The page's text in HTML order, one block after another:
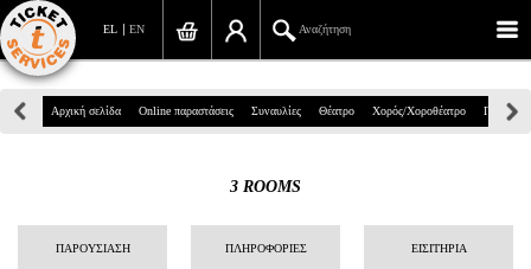
EN
EL Αναζήτηση
Πανεπιστημίου 39, Αθήνα
info@ticketservices.gr
Αναζήτηση
Αρχική σελίδα Online παραστάσεις Συναυλίες Θέατρο Χορός/Χοροθέατρο Παιδικά
3 ROOMS
ΠΑΡΟΥΣΙΑΣΗ ΠΛΗΡΟΦΟΡΙΕΣ ΕΙΣΙΤΗΡΙΑ